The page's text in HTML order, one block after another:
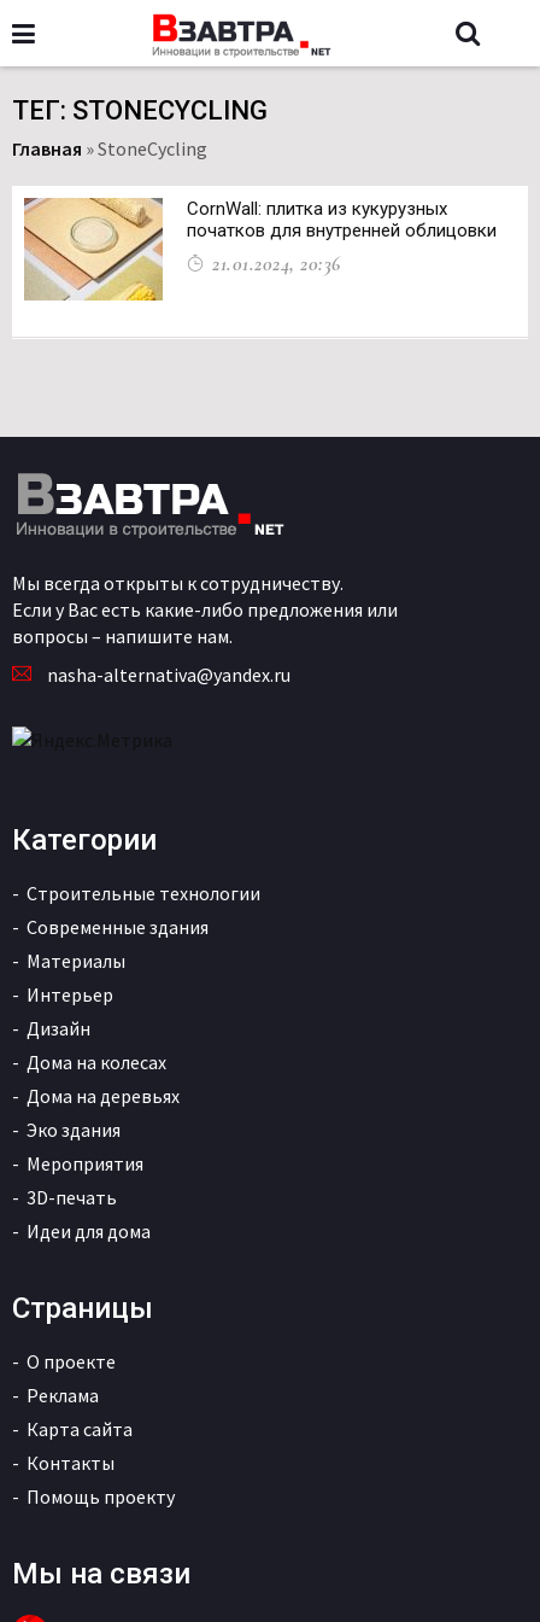
ТЕГ: STONECYCLING
Главная »StoneCycling
CornWall: плитка из кукурузных
початков для внутренней облицовки
21.01.2024, 20:36
Мы всегда открыты к сотрудничеству.
Если у Вас есть какие-либо предложения или
вопросы – напишите нам.
nasha-alternativa@yandex.ru
Категории
Строительные технологии
Современные здания
Материалы
Интерьер
Дизайн
Дома на колесах
Дома на деревьях
Эко здания
Мероприятия
3D-печать
Идеи для дома
Страницы
О проекте
Реклама
Карта сайта
Контакты
Помощь проекту
Мы на связи